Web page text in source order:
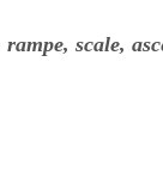
scale,